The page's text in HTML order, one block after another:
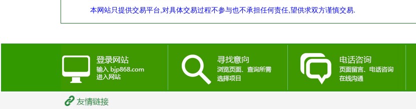
本网站只提供交易平台,对具体交易过程不参与也不承担任何责任,望供求双方谨慎交易.